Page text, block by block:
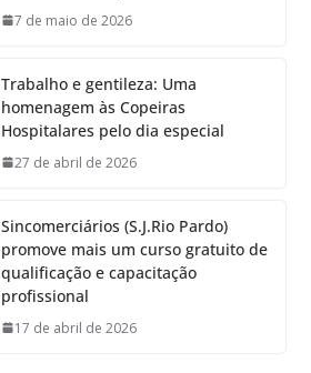
7 de maio de 2026
Trabalho e gentileza: Uma
homenagem às Copeiras
Hospitalares pelo dia especial
27 de abril de 2026
Sincomerciários (S.J.Rio Pardo)
promove mais um curso gratuito de
qualificação e capacitação
profissional
17 de abril de 2026